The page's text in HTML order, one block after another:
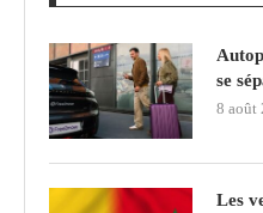
se
8 août
Les